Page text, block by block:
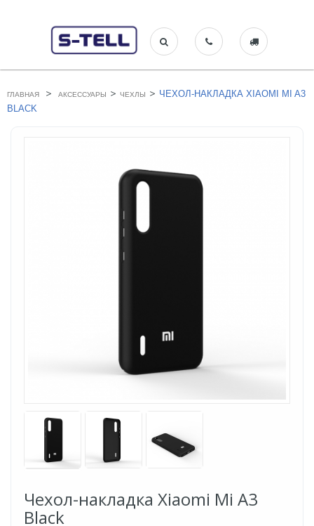
ГЛАВНАЯ > АКСЕССУАРЫ > ЧЕХЛЫ > ЧЕХОЛ-НАКЛАДКА XIAOMI MI A3
BLACK
Чехол-накладка Xiaomi Mi A3
Black